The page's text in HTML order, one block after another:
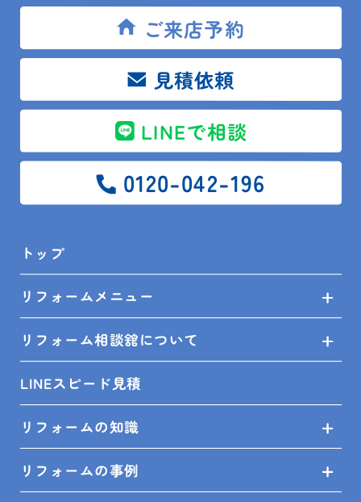
トップ
リフォームメニュー
リフォーム相談舘について
LINEスピード見積
リフォームの知識
リフォームの事例
ご来店予約
見積依頼
LINEで相談
0120-042-196
LINEスピード見積
リフォームの知識
リフォームの事例
ショールーム来店予約
SHOP INFO
木更津店 〒292-0055 木更津市朝日3-10-9
館山店 〒294-0054